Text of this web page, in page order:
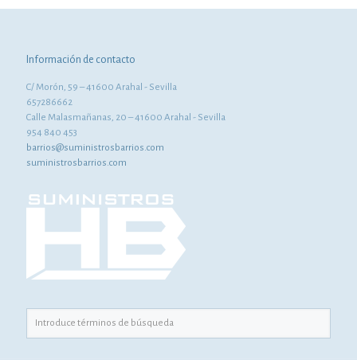
Información de contacto
C/ Morón, 59 – 41600 Arahal - Sevilla
657286662
Calle Malasmañanas, 20 – 41600 Arahal - Sevilla
954 840 453
barrios@suministrosbarrios.com
suministrosbarrios.com